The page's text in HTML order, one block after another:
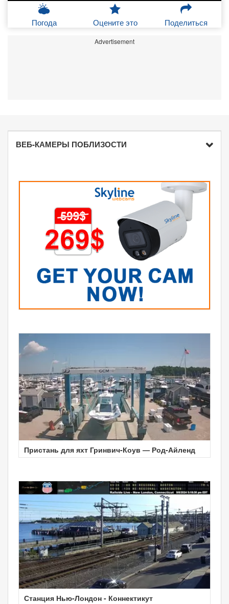
Погода Оцените это Поделиться
Advertisement
ВЕБ-КАМЕРЫ ПОБЛИЗОСТИ
Пристань для яхт Гринвич-Коув — Род-Айленд
Станция Нью-Лондон - Коннектикут